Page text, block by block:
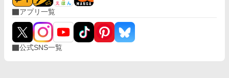
アプリ一覧
公式SNS一覧